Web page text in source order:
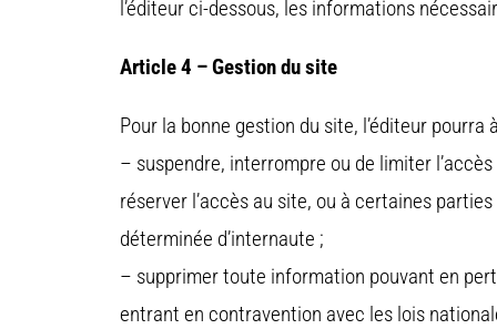
l’éditeur ci-dessous, les informations
Article 4 – Gestion du site
Pour la bonne gestion du site, l’éditeur pourra
– suspendre, interrompre ou de limiter
réserver l’accès au site, ou à certaines
déterminée d’internaute ;
– supprimer toute information pouvant en
entrant en contravention avec les lois